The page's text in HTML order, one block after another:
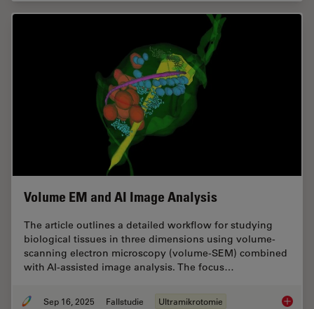
Volume EM and AI Image Analysis
The article outlines a detailed workflow for studying
biological tissues in three dimensions using volume-
scanning electron microscopy (volume-SEM) combined
with AI-assisted image analysis. The focus…
Sep 16, 2025 Fallstudie Ultramikrotomie Volume